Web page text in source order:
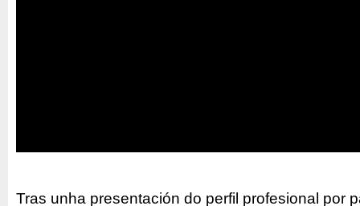
Tras unha presentación do perfil profesional por